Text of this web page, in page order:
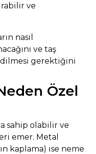
ve
nasıl
ve taş
gerektiğini
Özel
sahip olabilir ve
emer. Metal
kaplama) ise neme